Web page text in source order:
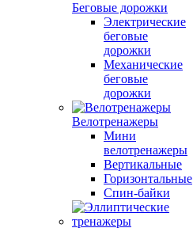
Беговые дорожки
Электрические
беговые
дорожки
Механические
беговые
дорожки
Велотренажеры
Мини
велотренажеры
Вертикальные
Горизонтальные
Спин-байки